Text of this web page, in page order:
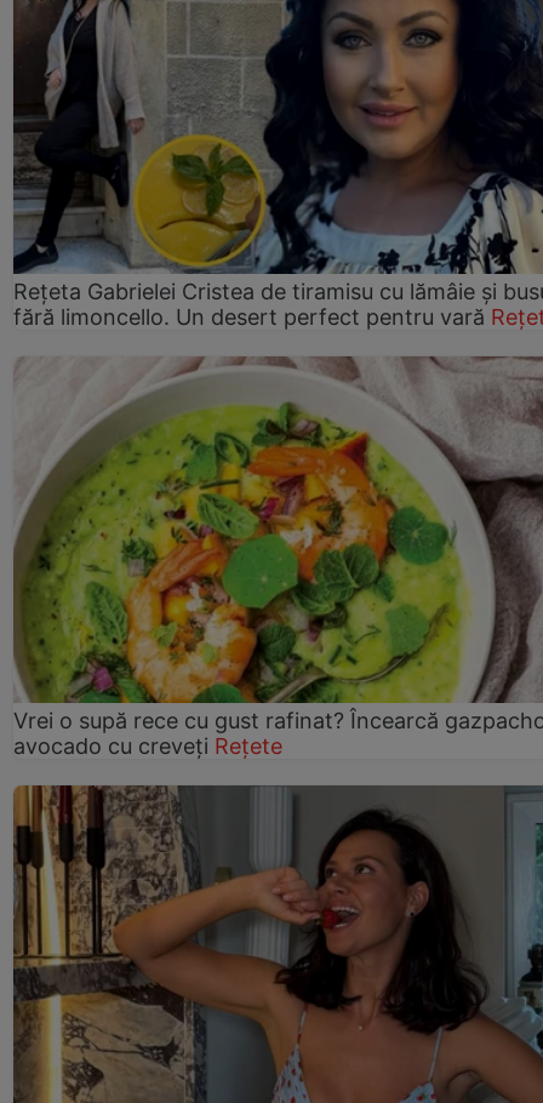
Rețeta Gabrielei Cristea de tiramisu cu lămâie și
fără limoncello. Un desert perfect pentru vară
Vrei o supă rece cu gust rafinat? Încearcă
avocado cu creveți Rețete